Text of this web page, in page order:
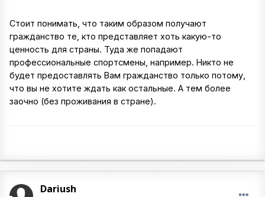
Стоит понимать, что таким образом получают
гражданство те, кто представляет хоть какую-то
ценность для страны. Туда же попадают
профессиональные спортсмены, например. Никто не
будет предоставлять Вам гражданство только потому,
что вы не хотите ждать как остальные. А тем более
заочно (без проживания в стране).
Dariush